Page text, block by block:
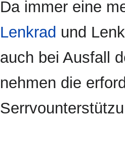
Da immer eine
Lenkrad und
auch bei Ausfall
nehmen die